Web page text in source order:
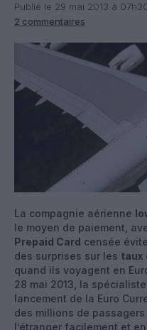
Publié le 29 mai 2013 à
2 commentaires
La compagnie aérienne
le moyen de paiement,
Prepaid Card censée
des surprises sur les taux
quand ils voyagent en
28 mai 2013, la
lancement de la Euro
des millions de
l’étranger facilement et